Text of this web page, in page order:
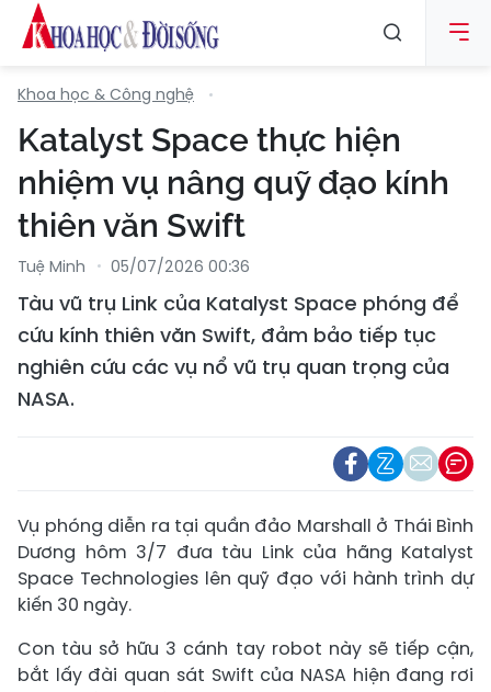
Khoa học & Công nghệ
Katalyst Space thực hiện
nhiệm vụ nâng quỹ đạo kính
thiên văn Swift
Tuệ Minh 05/07/2026 00:36
Tàu vũ trụ Link của Katalyst Space phóng để
cứu kính thiên văn Swift, đảm bảo tiếp tục
nghiên cứu các vụ nổ vũ trụ quan trọng của
NASA.
Vụ phóng diễn ra tại quần đảo Marshall ở Thái Bình
Dương hôm 3/7 đưa tàu Link của hãng Katalyst
Space Technologies lên quỹ đạo với hành trình dự
kiến 30 ngày.
Con tàu sở hữu 3 cánh tay robot này sẽ tiếp cận,
bắt lấy đài quan sát Swift của NASA hiện đang rơi